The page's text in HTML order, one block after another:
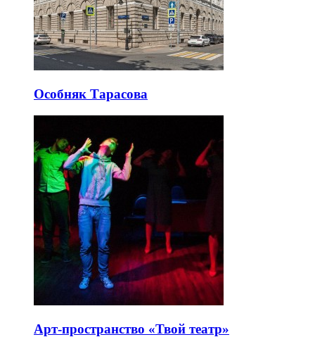
Особняк Тарасова
Арт-пространство «Твой театр»